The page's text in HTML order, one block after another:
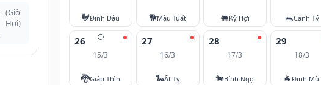
(Giờ
Hợi)
🐓Đinh Dậu 🐕Mậu Tuất 🐖Kỷ Hợi 🐀Canh Tý
🌕
26
15/3
🐉Giáp Thìn
27
16/3
🐍Ất Tỵ
28
17/3
🐎Bính Ngọ
29
18/3
🐐Đinh Mùi